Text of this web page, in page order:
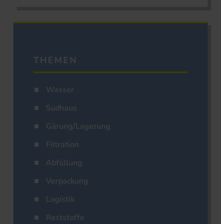
THEMEN
Wasser
Sudhaus
Gärung/Lagerung
Filtration
Abfüllung
Verpackung
Logistik
Reststoffe